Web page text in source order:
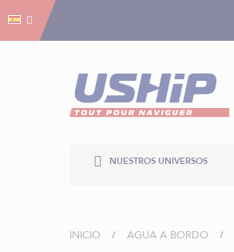
NUESTROS UNIVERSOS
INICIO AGUA A BORDO
Gestión de cookies
Gestión de cookies